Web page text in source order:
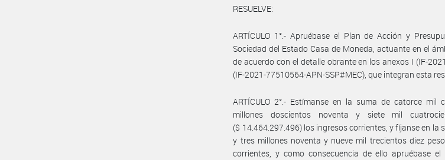
RESUELVE:
ARTÍCULO 1°.- Apruébase el Plan de Acción y
Sociedad del Estado Casa de Moneda, actuante en el
de acuerdo con el detalle obrante en los anexos I (IF-
(IF-2021-77510564-APN-SSP#MEC), que integran esta
ARTÍCULO 2°.- Estímanse en la suma de catorce mil
millones doscientos noventa y siete mil
($ 14.464.297.496) los ingresos corrientes, y fíjanse en la
y tres millones noventa y nueve mil trecientos diez
corrientes, y como consecuencia de ello apruébase el